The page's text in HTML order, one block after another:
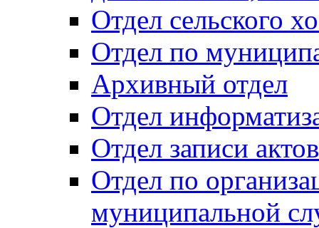
Отдел сельского
Отдел по
Архивный отдел
Отдел
Отдел записи
Отдел по
муниципальной